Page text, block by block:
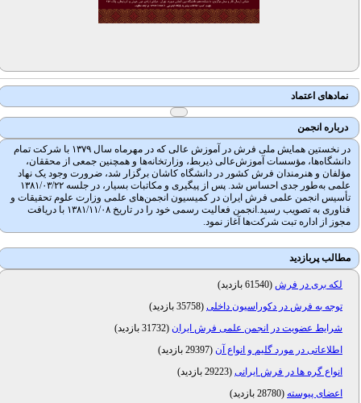
نمادهای اعتماد
درباره انجمن
در نخستین همایش ملی فرش در آموزش عالی که در مهرماه سال ۱۳۷۹ با شرکت تمام
دانشگاه‌ها، مؤسسات آموزش‌عالی ذیربط، وزارتخانه‌ها و همچنین جمعی از محققان،
مؤلفان و هنرمندان فرش کشور در دانشگاه کاشان برگزار شد، ضرورت وجود یک نهاد
علمی به‌طور جدی احساس شد. پس از پیگیری و مکاتبات بسیار، در جلسه ۱۳۸۱/۰۳/۲۲
تأسیس انجمن علمی فرش ایران در کمیسیون انجمن‌های علمی وزارت علوم تحقیقات و
فناوری به تصویب رسید.انجمن فعالیت رسمی خود را در تاریخ ۱۳۸۱/۱۱/۰۸ با دریافت
مجوز از اداره تبت شرکت‌ها آغاز نمود.
مطالب پربازدید
لکه بری در فرش( 61540 بازدید
)
توجه به فرش در دکوراسیون داخلی( 35758 بازدید
)
شرایط عضویت در انجمن علمی فرش ایران (31732 بازدید
)
اطلاعاتی در مورد گلیم و انواع آن (29397 بازدید
)
انواع گره ها در فرش ایرانی( 29223 بازدید
)
اعضای پیوسته(28780 بازدید
)